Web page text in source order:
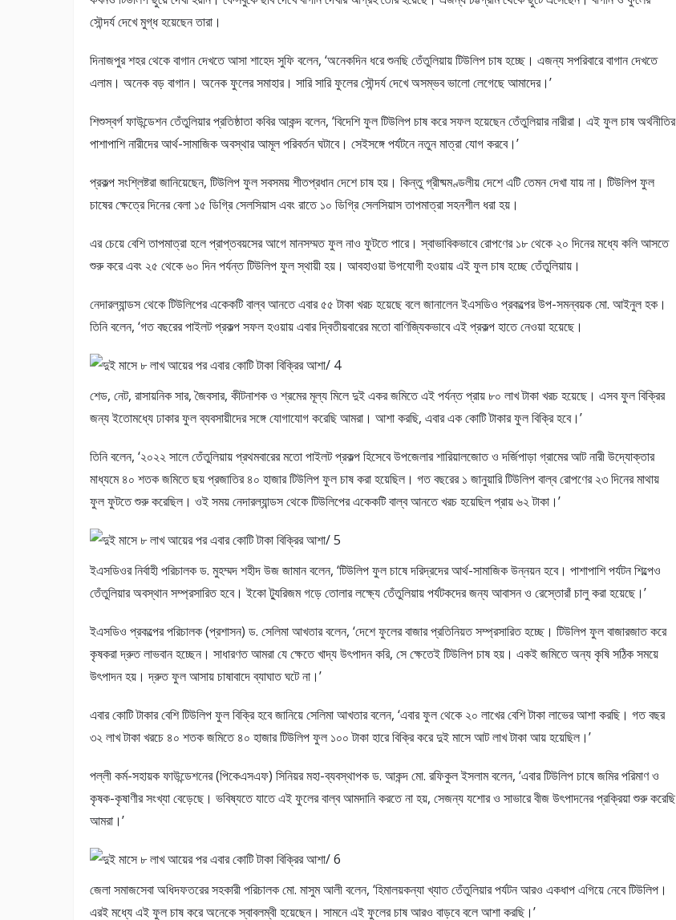
সৌন্দর্য দেখে মুগ্ধ হয়েছেন তারা।
দিনাজপুর শহর থেকে বাগান দেখতে আসা শাহেদ সুফি বলেন, ‘অনেকদিন ধরে শুনছি তেঁতুলিয়ায় টিউলিপ চাষ হচ্ছে। এজন্য সপরিবারে বাগান দেখতে
এলাম। অনেক বড় বাগান। অনেক ফুলের সমাহার। সারি সারি ফুলের সৌন্দর্য দেখে অসম্ভব ভালো লেগেছে আমাদের।’
শিশুস্বর্গ ফাউন্ডেশন তেঁতুলিয়ার প্রতিষ্ঠাতা কবির আকন্দ বলেন, ‘বিদেশি ফুল টিউলিপ চাষ করে সফল হয়েছেন তেঁতুলিয়ার নারীরা। এই ফুল চাষ অর্থনীতির
পাশাপাশি নারীদের আর্থ-সামাজিক অবস্থার আমূল পরিবর্তন ঘটাবে। সেইসঙ্গে পর্যটনে নতুন মাত্রা যোগ করবে।’
প্রকল্প সংশ্লিষ্টরা জানিয়েছেন, টিউলিপ ফুল সবসময় শীতপ্রধান দেশে চাষ হয়। কিন্তু গ্রীষ্মমণ্ডলীয় দেশে এটি তেমন দেখা যায় না। টিউলিপ ফুল
চাষের ক্ষেত্রে দিনের বেলা ১৫ ডিগ্রি সেলসিয়াস এবং রাতে ১০ ডিগ্রি সেলসিয়াস তাপমাত্রা সহনশীল ধরা হয়।
এর চেয়ে বেশি তাপমাত্রা হলে প্রাপ্তবয়সের আগে মানসম্মত ফুল নাও ফুটতে পারে। স্বাভাবিকভাবে রোপণের ১৮ থেকে ২০ দিনের মধ্যে কলি আসতে
শুরু করে এবং ২৫ থেকে ৬০ দিন পর্যন্ত টিউলিপ ফুল স্থায়ী হয়। আবহাওয়া উপযোগী হওয়ায় এই ফুল চাষ হচ্ছে তেঁতুলিয়ায়।
নেদারল্যান্ডস থেকে টিউলিপের একেকটি বাল্ব আনতে এবার ৫৫ টাকা খরচ হয়েছে বলে জানালেন ইএসডিও প্রকল্পের উপ-সমন্বয়ক মো. আইনুল হক।
তিনি বলেন, ‘গত বছরের পাইলট প্রকল্প সফল হওয়ায় এবার দ্বিতীয়বারের মতো বাণিজ্যিকভাবে এই প্রকল্প হাতে নেওয়া হয়েছে।
শেড, নেট, রাসায়নিক সার, জৈবসার, কীটনাশক ও শ্রমের মূল্য মিলে দুই একর জমিতে এই পর্যন্ত প্রায় ৮০ লাখ টাকা খরচ হয়েছে। এসব ফুল বিক্রির
জন্য ইতোমধ্যে ঢাকার ফুল ব্যবসায়ীদের সঙ্গে যোগাযোগ করেছি আমরা। আশা করছি, এবার এক কোটি টাকার ফুল বিক্রি হবে।’
তিনি বলেন, ‘২০২২ সালে তেঁতুলিয়ায় প্রথমবারের মতো পাইলট প্রকল্প হিসেবে উপজেলার শারিয়ালজোত ও দর্জিপাড়া গ্রামের আট নারী উদ্যোক্তার
মাধ্যমে ৪০ শতক জমিতে ছয় প্রজাতির ৪০ হাজার টিউলিপ ফুল চাষ করা হয়েছিল। গত বছরের ১ জানুয়ারি টিউলিপ বাল্ব রোপণের ২৩ দিনের মাথায়
ফুল ফুটতে শুরু করেছিল। ওই সময় নেদারল্যান্ডস থেকে টিউলিপের একেকটি বাল্ব আনতে খরচ হয়েছিল প্রায় ৬২ টাকা।’
ইএসডিওর নির্বাহী পরিচালক ড. মুহম্মদ শহীদ উজ জামান বলেন, ‘টিউলিপ ফুল চাষে দরিদ্রদের আর্থ-সামাজিক উন্নয়ন হবে। পাশাপাশি পর্যটন শিল্পেও
তেঁতুলিয়ার অবস্থান সম্প্রসারিত হবে। ইকো ট্যুরিজম গড়ে তোলার লক্ষ্যে তেঁতুলিয়ায় পর্যটকদের জন্য আবাসন ও রেস্তোরাঁ চালু করা হয়েছে।’
ইএসডিও প্রকল্পের পরিচালক (প্রশাসন) ড. সেলিমা আখতার বলেন, ‘দেশে ফুলের বাজার প্রতিনিয়ত সম্প্রসারিত হচ্ছে। টিউলিপ ফুল বাজারজাত করে
কৃষকরা দ্রুত লাভবান হচ্ছেন। সাধারণত আমরা যে ক্ষেতে খাদ্য উৎপাদন করি, সে ক্ষেতেই টিউলিপ চাষ হয়। একই জমিতে অন্য কৃষি সঠিক সময়ে
উৎপাদন হয়। দ্রুত ফুল আসায় চাষাবাদে ব্যাঘাত ঘটে না।’
এবার কোটি টাকার বেশি টিউলিপ ফুল বিক্রি হবে জানিয়ে সেলিমা আখতার বলেন, ‘এবার ফুল থেকে ২০ লাখের বেশি টাকা লাভের আশা করছি। গত বছর
৩২ লাখ টাকা খরচে ৪০ শতক জমিতে ৪০ হাজার টিউলিপ ফুল ১০০ টাকা হারে বিক্রি করে দুই মাসে আট লাখ টাকা আয় হয়েছিল।’
পল্লী কর্ম-সহায়ক ফাউন্ডেশনের (পিকেএসএফ) সিনিয়র মহা-ব্যবস্থাপক ড. আকন্দ মো. রফিকুল ইসলাম বলেন, ‘এবার টিউলিপ চাষে জমির পরিমাণ ও
কৃষক-কৃষাণীর সংখ্যা বেড়েছে। ভবিষ্যতে যাতে এই ফুলের বাল্ব আমদানি করতে না হয়, সেজন্য যশোর ও সাভারে বীজ উৎপাদনের প্রক্রিয়া শুরু করেছি
আমরা।’
জেলা সমাজসেবা অধিদফতরের সহকারী পরিচালক মো. মাসুম আলী বলেন, ‘হিমালয়কন্যা খ্যাত তেঁতুলিয়ার পর্যটন আরও একধাপ এগিয়ে নেবে টিউলিপ।
এরই মধ্যে এই ফুল চাষ করে অনেকে স্বাবলম্বী হয়েছেন। সামনে এই ফুলের চাষ আরও বাড়বে বলে আশা করছি।’